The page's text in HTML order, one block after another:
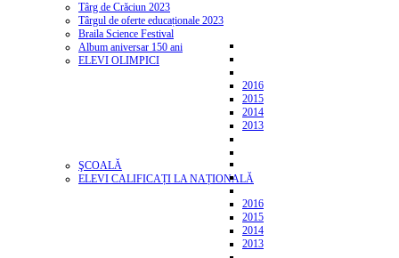
Târg de Crăciun 2023
Târgul de oferte educaționale 2023
Braila Science Festival
Album aniversar 150 ani
ELEVI OLIMPICI
2016
2015
2014
2013
ŞCOALĂ
ELEVI CALIFICAȚI LA NAȚIONALĂ
2016
2015
2014
2013